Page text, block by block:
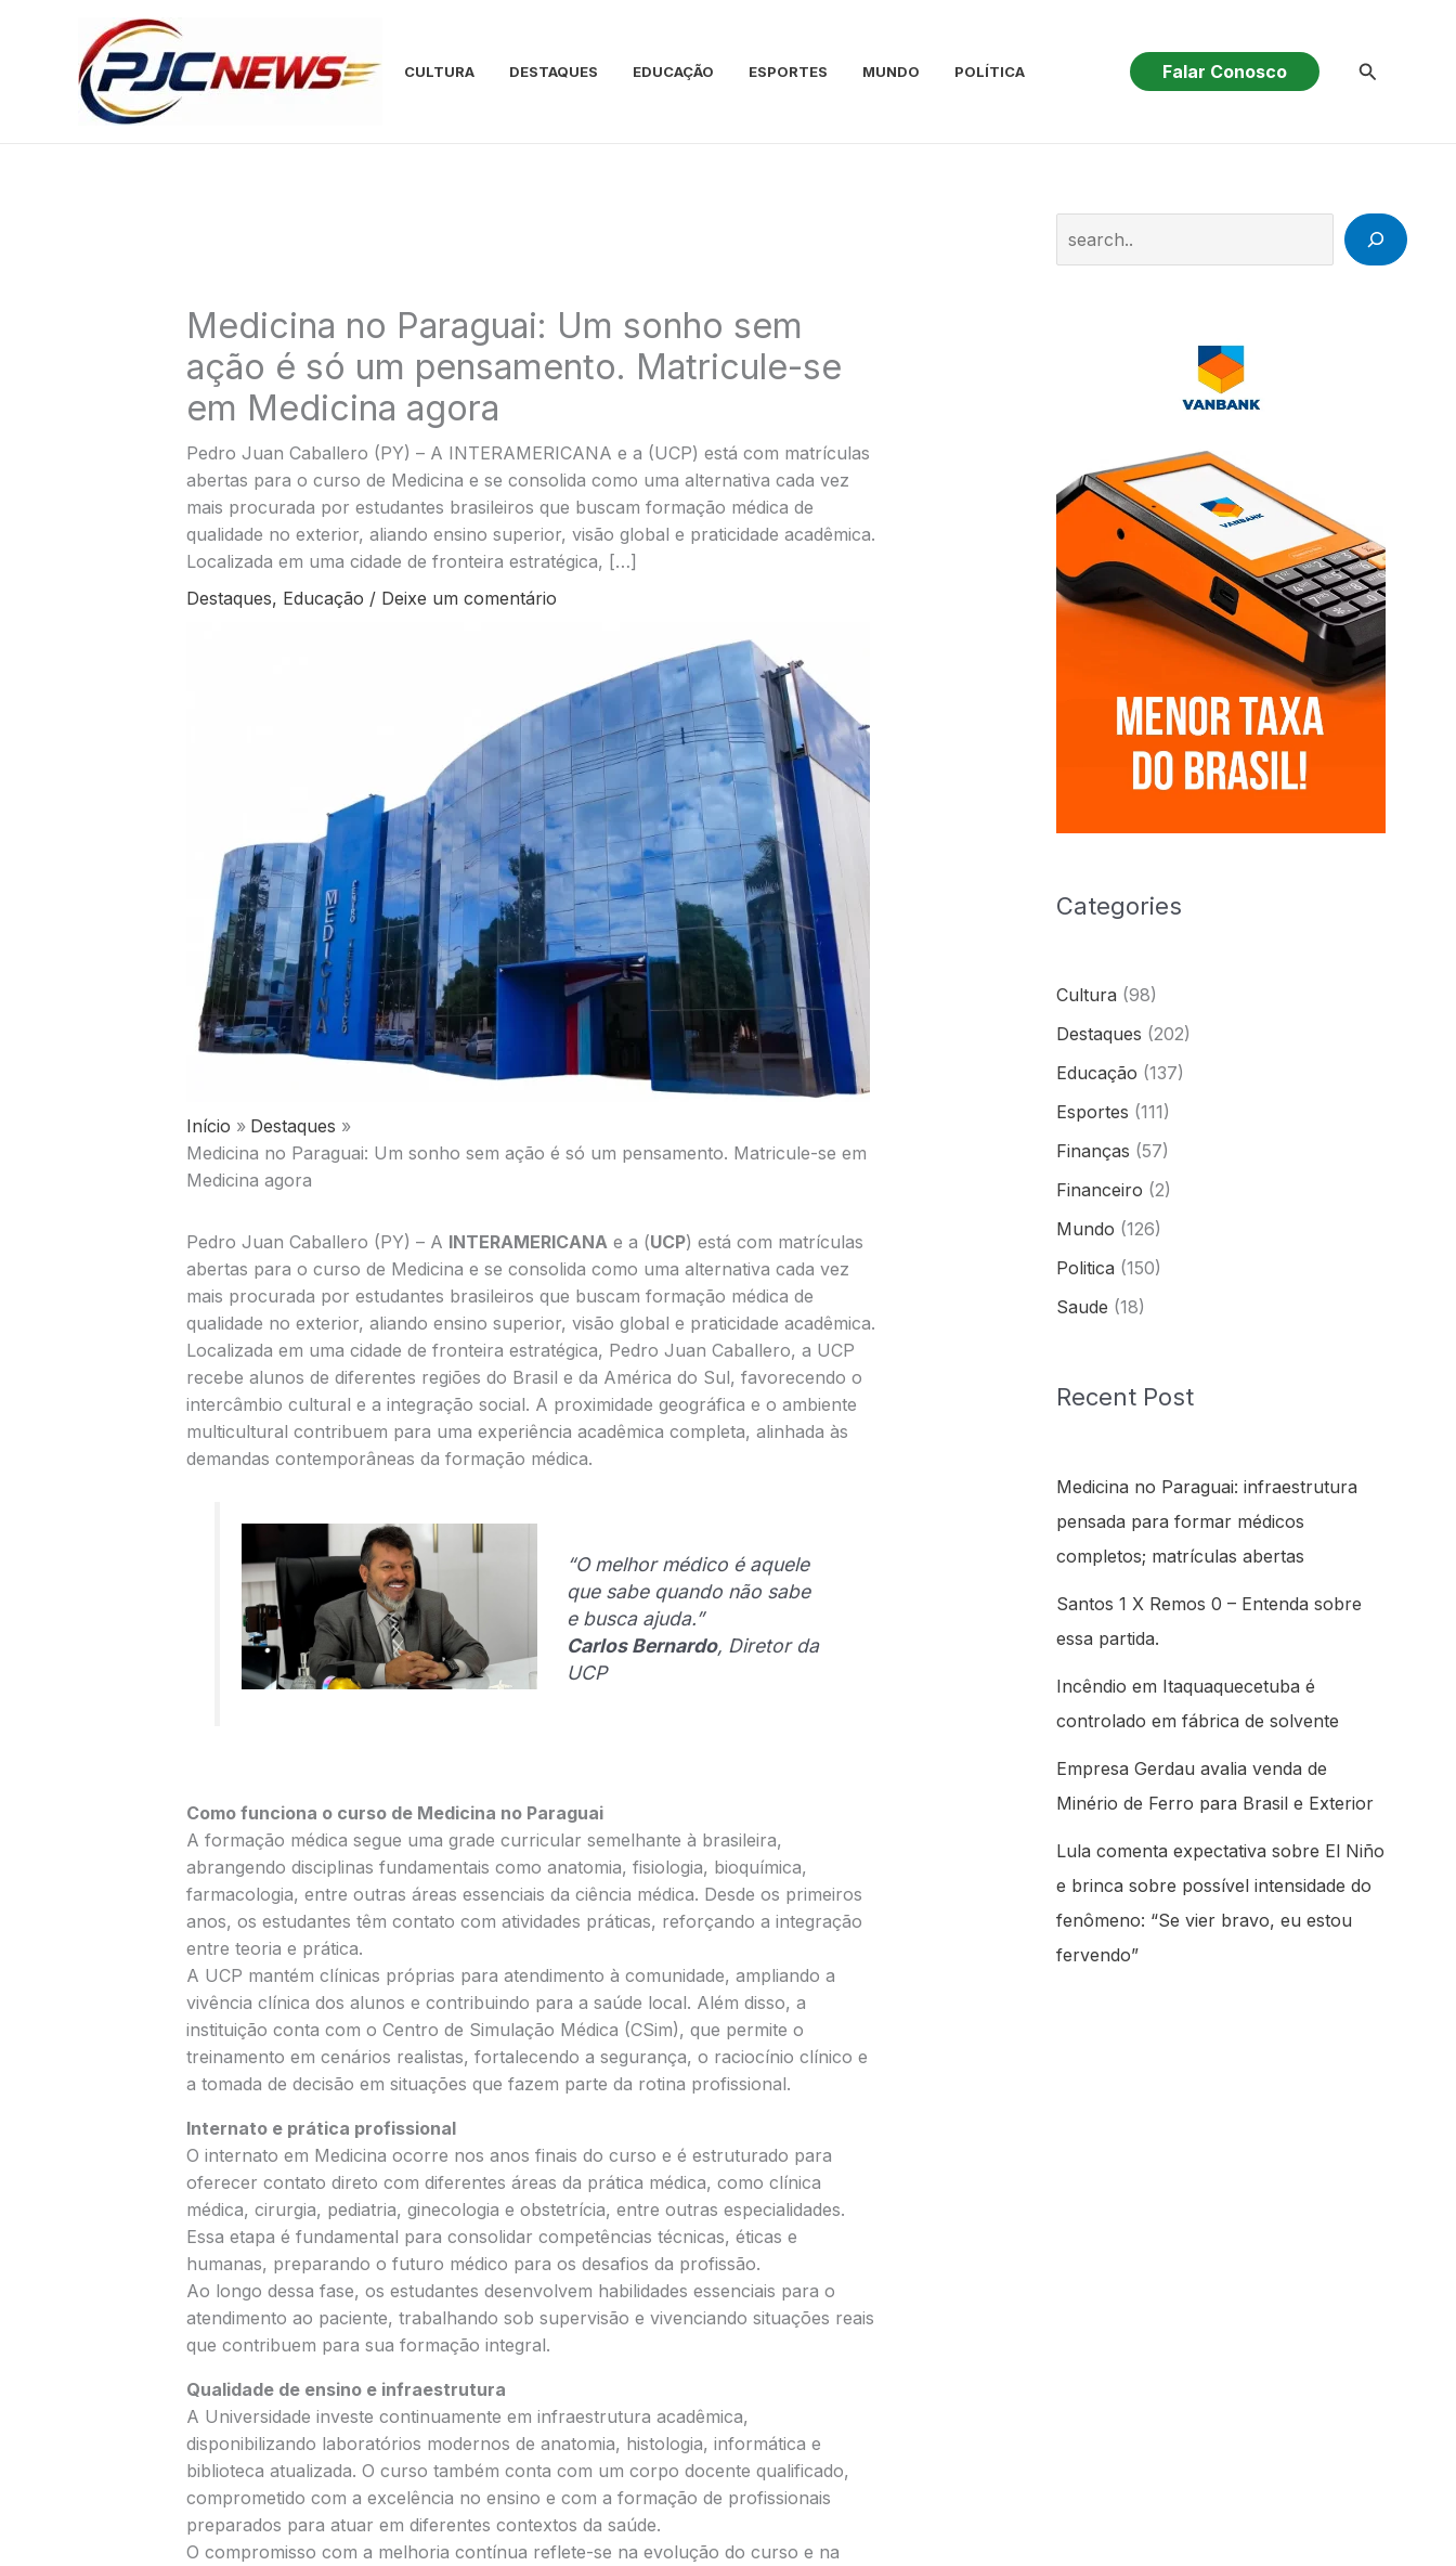
CULTURA DESTAQUES EDUCAÇÃO ESPORTES MUNDO POLÍTICA Falar Conosco Pesquisar
Medicina no Paraguai: Um sonho sem
ação é só um pensamento. Matricule-se
em Medicina agora
Pedro Juan Caballero (PY) – A INTERAMERICANA e a (UCP) está com matrículas
abertas para o curso de Medicina e se consolida como uma alternativa cada vez
mais procurada por estudantes brasileiros que buscam formação médica de
qualidade no exterior, aliando ensino superior, visão global e praticidade acadêmica.
Localizada em uma cidade de fronteira estratégica, […]
Destaques, Educação / Deixe um comentário
Início
Destaques
Medicina no Paraguai: Um sonho sem ação é só um pensamento. Matricule-se em
Medicina agora
Pedro Juan Caballero (PY) – A INTERAMERICANAe a (UCP) está com matrículas
abertas para o curso de Medicina e se consolida como uma alternativa cada vez
mais procurada por estudantes brasileiros que buscam formação médica de
qualidade no exterior, aliando ensino superior, visão global e praticidade acadêmica.
Localizada em uma cidade de fronteira estratégica, Pedro Juan Caballero, a UCP
recebe alunos de diferentes regiões do Brasil e da América do Sul, favorecendo o
intercâmbio cultural e a integração social. A proximidade geográfica e o ambiente
multicultural contribuem para uma experiência acadêmica completa, alinhada às
demandas contemporâneas da formação médica.
“O melhor médico é aquele
que sabe quando não sabe
e busca ajuda.”
Carlos Bernardo, Diretor da
UCP
Como funciona o curso de Medicina no Paraguai
A formação médica segue uma grade curricular semelhante à brasileira,
abrangendo disciplinas fundamentais como anatomia, fisiologia, bioquímica,
farmacologia, entre outras áreas essenciais da ciência médica. Desde os primeiros
anos, os estudantes têm contato com atividades práticas, reforçando a integração
entre teoria e prática.
A UCP mantém clínicas próprias para atendimento à comunidade, ampliando a
vivência clínica dos alunos e contribuindo para a saúde local. Além disso, a
instituição conta com o Centro de Simulação Médica (CSim), que permite o
treinamento em cenários realistas, fortalecendo a segurança, o raciocínio clínico e
a tomada de decisão em situações que fazem parte da rotina profissional.
Internato e prática profissional
O internato em Medicina ocorre nos anos finais do curso e é estruturado para
oferecer contato direto com diferentes áreas da prática médica, como clínica
médica, cirurgia, pediatria, ginecologia e obstetrícia, entre outras especialidades.
Essa etapa é fundamental para consolidar competências técnicas, éticas e
humanas, preparando o futuro médico para os desafios da profissão.
Ao longo dessa fase, os estudantes desenvolvem habilidades essenciais para o
atendimento ao paciente, trabalhando sob supervisão e vivenciando situações reais
que contribuem para sua formação integral.
Qualidade de ensino e infraestrutura
A Universidade investe continuamente em infraestrutura acadêmica,
disponibilizando laboratórios modernos de anatomia, histologia, informática e
biblioteca atualizada. O curso também conta com um corpo docente qualificado,
comprometido com a excelência no ensino e com a formação de profissionais
preparados para atuar em diferentes contextos da saúde.
O compromisso com a melhoria contínua reflete-se na evolução do curso e na
Categories
Cultura (98)
Destaques (202)
Educação (137)
Esportes (111)
Finanças (57)
Financeiro (2)
Mundo (126)
Politica (150)
Saude (18)
Recent Post
Medicina no Paraguai: infraestrutura
pensada para formar médicos
completos; matrículas abertas
Santos 1 X Remos 0 – Entenda sobre
essa partida.
Incêndio em Itaquaquecetuba é
controlado em fábrica de solvente
Empresa Gerdau avalia venda de
Minério de Ferro para Brasil e Exterior
Lula comenta expectativa sobre El Niño
e brinca sobre possível intensidade do
fenômeno: “Se vier bravo, eu estou
fervendo”